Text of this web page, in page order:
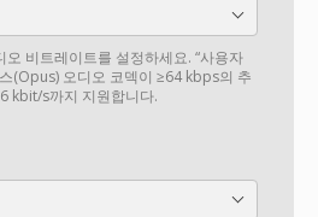
비트레이트를 설정하세요. “사용자
(Opus) 오디오 코덱이 ≥64 kbps의 추
kbit/s까지 지원합니다.